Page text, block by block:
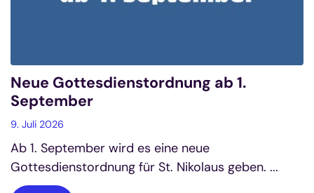
Neue Gottesdienstordnung ab 1.
September
9. Juli 2026
Ab 1. September wird es eine neue
Gottesdienstordnung für St. Nikolaus geben. ...